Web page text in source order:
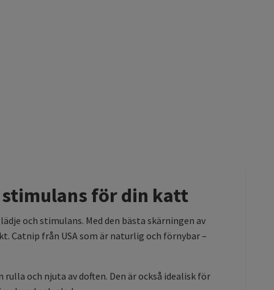
stimulans för din katt
och stimulans. Med den bästa skärningen av
från USA som är naturlig och förnybar –
och njuta av doften. Den är också idealisk för